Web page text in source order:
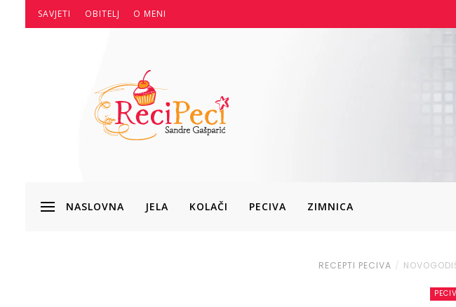
SAVJETI OBITELJ O MENI
NASLOVNA JELA KOLAČI PECIVA ZIMNICA
RECEPTI PECIVA